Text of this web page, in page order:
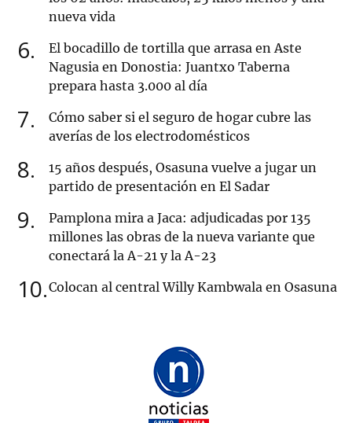
nueva vida
6
El bocadillo de tortilla que arrasa en Aste
Nagusia en Donostia: Juantxo Taberna
prepara hasta 3.000 al día
7
Cómo saber si el seguro de hogar cubre las
averías de los electrodomésticos
8
15 años después, Osasuna vuelve a jugar un
partido de presentación en El Sadar
9
Pamplona mira a Jaca: adjudicadas por 135
millones las obras de la nueva variante que
conectará la A-21 y la A-23
10 Colocan al central Willy Kambwala en Osasuna